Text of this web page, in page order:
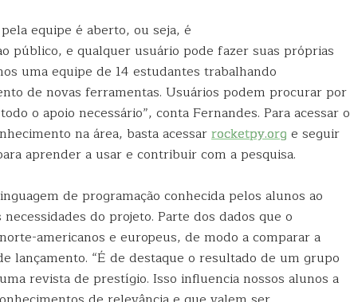
equipe é aberto, ou seja, é
público, e qualquer usuário pode fazer suas próprias
uma equipe de 14 estudantes trabalhando
de novas ferramentas. Usuários podem procurar por
o apoio necessário”, conta Fernandes. Para acessar o
na área, basta acessarrocketpy.org e seguir
aprender a usar e contribuir com a pesquisa.
de programação conhecida pelos alunos ao
do projeto. Parte dos dados que o
americanos e europeus, de modo a comparar a
lançamento. “É de destaque o resultado de um grupo
revista de prestígio. Isso influencia nossos alunos a